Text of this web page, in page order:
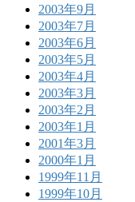
2003年9月
2003年7月
2003年6月
2003年5月
2003年4月
2003年3月
2003年2月
2003年1月
2001年3月
2000年1月
1999年11月
1999年10月